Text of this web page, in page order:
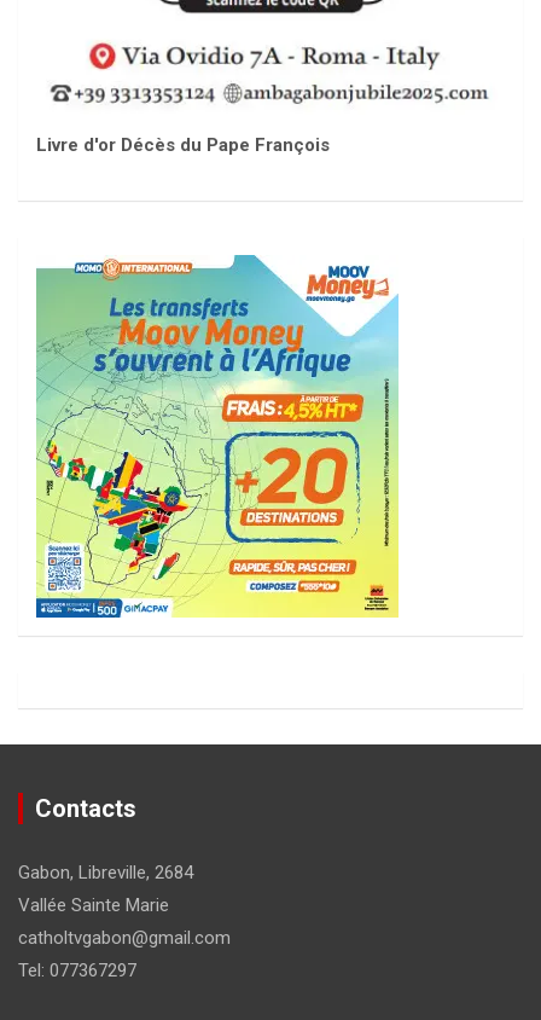
Livre d'or Décès du Pape François
Contacts
Gabon, Libreville, 2684
Vallée Sainte Marie
catholtvgabon@gmail.com
Tel: 077367297